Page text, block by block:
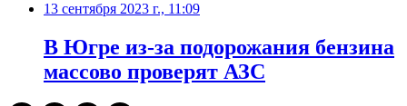
13 сентября 2023 г., 11:09
В Югре из-за подорожания бензина
массово проверят АЗС